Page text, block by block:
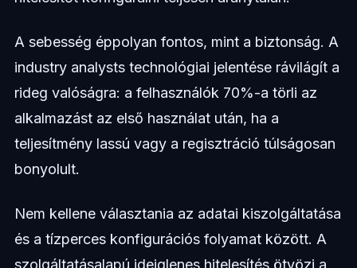
A sebesség éppolyan fontos, mint a biztonság. A
industry analysts technológiai jelentése rávilágít a
rideg valóságra: a felhasználók 70%-a törli az
alkalmazást az első használat után, ha a
teljesítmény lassú vagy a regisztráció túlságosan
bonyolult.
Nem kellene választania az adatai kiszolgáltatása
és a tízperces konfigurációs folyamat között. A